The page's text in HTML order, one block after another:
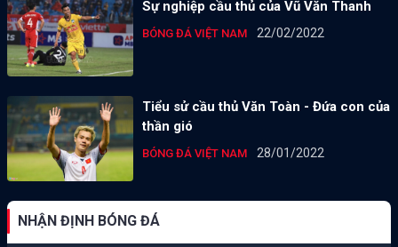
Sự nghiệp cầu thủ của Vũ Văn Thanh
BÓNG ĐÁ VIỆT NAM 22/02/2022
Tiểu sử cầu thủ Văn Toàn - Đứa con của
thần gió
BÓNG ĐÁ VIỆT NAM 28/01/2022
NHẬN ĐỊNH BÓNG ĐÁ